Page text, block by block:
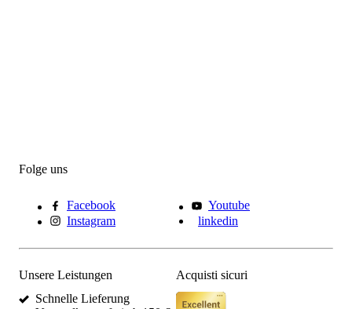
Folge uns
Facebook
Youtube
Instagram
linkedin
Unsere Leistungen
Schnelle Lieferung
Acquisti sicuri